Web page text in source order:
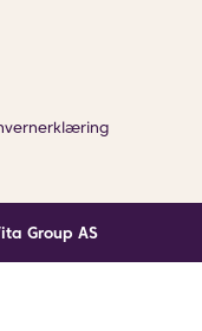
Group AS